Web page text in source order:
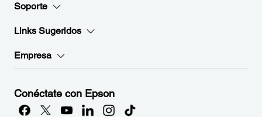
Soporte
Links Sugeridos
Empresa
Conéctate con Epson